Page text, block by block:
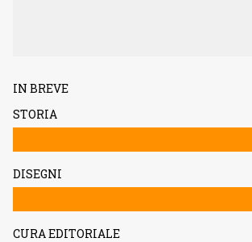
IN BREVE
STORIA
DISEGNI
CURA EDITORIALE